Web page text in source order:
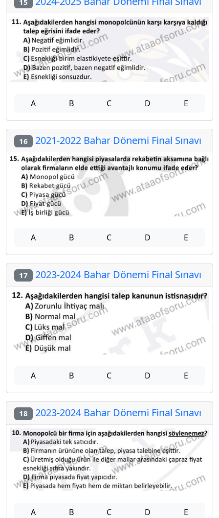
A B C D E
16 2021-2022 Bahar Dönemi Final Sınavı
A B C D E
17 2023-2024 Bahar Dönemi Final Sınavı
A B C D E
18 2023-2024 Bahar Dönemi Final Sınavı
A B C D E